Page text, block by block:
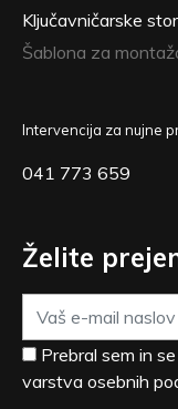
Ključavničarske
Šablona za
Intervencija za nujne
041 773 659
Želite
Prebral sem in
varstva osebnih